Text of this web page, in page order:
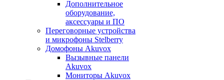
Дополнительное
оборудование,
аксессуары и ПО
Переговорные устройства
и микрофоны Stelberry
Домофоны Akuvox
Вызывные панели
Akuvox
Мониторы Akuvox